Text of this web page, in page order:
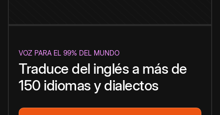
VOZ PARA EL 99% DEL MUNDO
Traduce del inglés a más de
150 idiomas y dialectos